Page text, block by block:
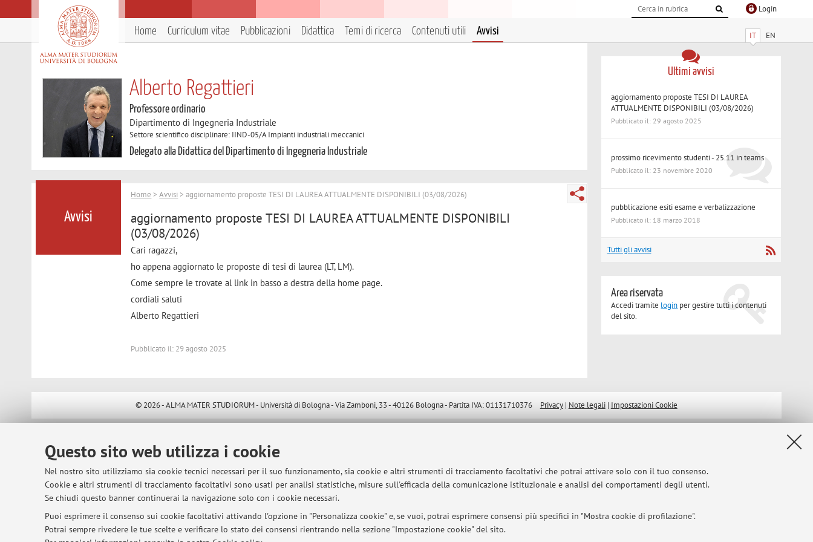
Questo sito web utilizza i cookie
Nel nostro sito utilizziamo sia cookie tecnici necessari per il suo funzionamento, sia cookie e altri strumenti di tracciamento facoltativi che potrai attivare solo con il tuo consenso.
Cookie e altri strumenti di tracciamento facoltativi sono usati per analisi statistiche, misure sull'efficacia della comunicazione istituzionale e analisi dei comportamenti degli utenti.
Se chiudi questo banner continuerai la navigazione solo con i cookie necessari.
Puoi esprimere il consenso sui cookie facoltativi attivando l'opzione in "Personalizza cookie" e, se vuoi, potrai esprimere consensi più specifici in "Mostra cookie di profilazione".
Potrai sempre rivedere le tue scelte e verificare lo stato dei consensi rientrando nella sezione "Impostazione cookie" del sito.
Login
IT EN
Home Curriculum vitae Pubblicazioni Didattica Temi di ricerca Contenuti utili Avvisi
Alberto Regattieri
Professore ordinario
Dipartimento di Ingegneria Industriale
Settore scientifico disciplinare: IIND-05/A Impianti industriali meccanici
Delegato alla Didattica del Dipartimento di Ingegneria Industriale
Avvisi
Home >Avvisi > aggiornamento proposte TESI DI LAUREA ATTUALMENTE DISPONIBILI (03/08/2026)
aggiornamento proposte TESI DI LAUREA ATTUALMENTE DISPONIBILI
(03/08/2026)
Cari ragazzi,
ho appena aggiornato le proposte di tesi di laurea (LT, LM).
Come sempre le trovate al link in basso a destra della home page.
cordiali saluti
Alberto Regattieri
Pubblicato il: 29 agosto 2025
Ultimi avvisi
aggiornamento proposte TESI DI LAUREA
ATTUALMENTE DISPONIBILI (03/08/2026)
Pubblicato il: 29 agosto 2025
prossimo ricevimento studenti - 25.11 in teams
Pubblicato il: 23 novembre 2020
pubblicazione esiti esame e verbalizzazione
Pubblicato il: 18 marzo 2018
Tutti gli avvisi
Area riservata
Accedi tramite login per gestire tutti i contenuti
del sito.
© 2026 - ALMA MATER STUDIORUM - Università di Bologna - Via Zamboni, 33 - 40126 Bologna - Partita IVA: 01131710376 Privacy| Note legali| Impostazioni Cookie